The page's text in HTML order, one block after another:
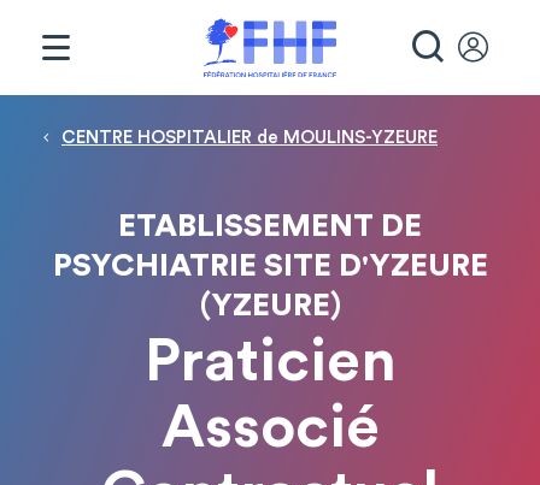
Fil d'Ariane
CENTRE HOSPITALIER de MOULINS-YZEURE
ETABLISSEMENT DE
PSYCHIATRIE SITE D'YZEURE
(YZEURE)
Praticien
Associé
Panneau de gestion des cookies